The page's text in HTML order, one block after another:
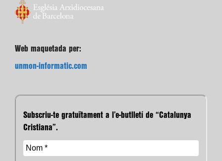
Web maquetada per:
unmon-informatic.com
Subscriu-te gratuïtament a l’e-butlletí de “Catalunya
Cristiana”.